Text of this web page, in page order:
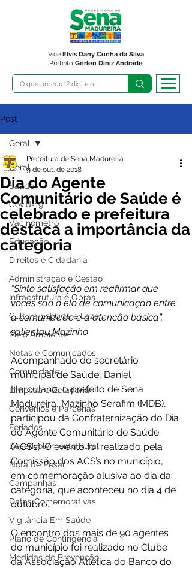
Prefeito Gerlen Diniz Andrade
Vice Elvis Dany Cunha da Silva
Post
Geral
Saúde
Covid-19
Vacinômetro
Educação
Direitos e Cidadania
Administração e Gestão
Infraestrutura e Obras
Cultura Esporte e Lazer
Meio Ambiente
Notas e Comunicados
Comunidade
Limpeza e Zeladoria
Convênios e Parcerias
Feriados
Desenvolvimento Rural
Nota de Pesar
Campanhas
Datas Comemorativas
Vigilância Em Saúde
Plano de Contingência
Medidas de Prevenção
Geral
Dia do Agente
Comunitário de Saúde é
celebrado e prefeitura
destaca a importância da
categoria
Prefeitura de Sena Madureira
9 de out. de 2018
“Sinto satisfação em reafirmar que
vocês são o elo de comunicação entre
a comunidade e a atenção básica”,
salientou Mazinho
Acompanhado do secretário
municipal de Saúde, Daniel
Herculano, o prefeito de Sena
Madureira, Mazinho Serafim (MDB),
participou da Confraternização do Dia
do Agente Comunitário de Saúde
(ACS’s). O evento foi realizado pela
Comissão dos ACS’s no município,
em comemoração alusiva ao dia da
categoria, que aconteceu no dia 4 de
outubro.
O encontro dos mais de 90 agentes
do município foi realizado no Clube
da Associação Atlética do Banco do